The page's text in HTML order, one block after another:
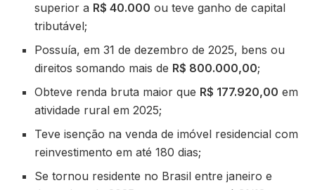
superior a R$ 40.000 ou teve ganho de capital
tributável;
Possuía, em 31 de dezembro de 2025, bens ou
direitos somando mais de R$ 800.000,00;
Obteve renda bruta maior que R$ 177.920,00 em
atividade rural em 2025;
Teve isenção na venda de imóvel residencial com
reinvestimento em até 180 dias;
Se tornou residente no Brasil entre janeiro e